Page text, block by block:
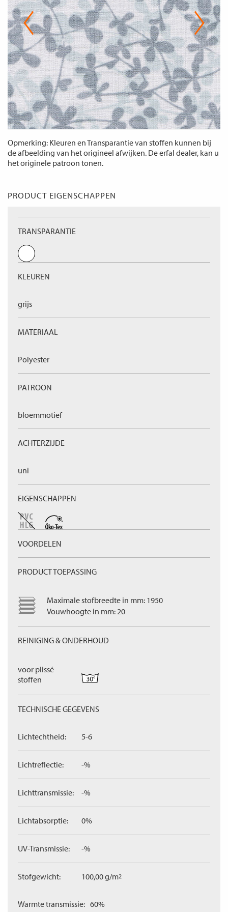
Opmerking: Kleuren en Transparantie van stoffen kunnen bij
de afbeelding van het origineel afwijken. De erfal dealer, kan u
het originele patroon tonen.
PRODUCT EIGENSCHAPPEN
TRANSPARANTIE
KLEUREN
grijs
MATERIAAL
Polyester
PATROON
bloemmotief
ACHTERZIJDE
uni
EIGENSCHAPPEN
VOORDELEN
PRODUCT TOEPASSING
Maximale stofbreedte in mm: 1950
Vouwhoogte in mm: 20
REINIGING & ONDERHOUD
voor plissé
stoffen
TECHNISCHE GEGEVENS
Lichtechtheid: 5-6
Lichtreflectie: -%
Lichttransmissie: -%
Lichtabsorptie: 0%
UV-Transmissie: -%
Stofgewicht: 100,00 g/m2
Warmte transmissie: 60%